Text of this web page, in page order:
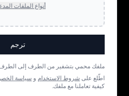
أنواع الملفات
ترجم
ملفك محمي بتشفير من الطرف إلى الطرف
اطّلع على شروط الاستخدام و سياسة
كيفية تعاملنا مع ملفك.